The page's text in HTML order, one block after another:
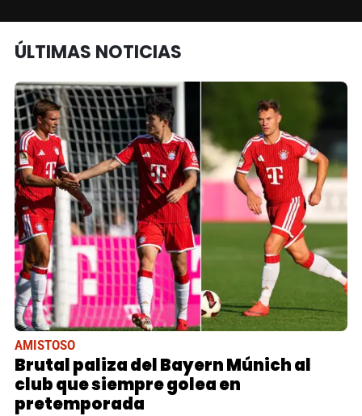
ÚLTIMAS NOTICIAS
AMISTOSO
Brutal paliza del Bayern Múnich al
club que siempre golea en
pretemporada